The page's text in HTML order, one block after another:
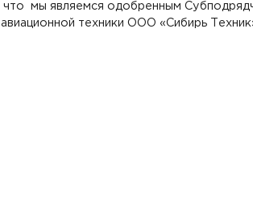
мы являемся одобренным
техники ООО «Сибирь